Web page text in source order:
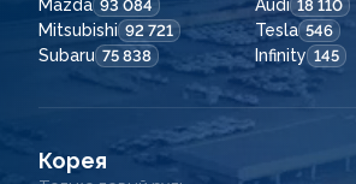
Mazda 93 084 Audi 18 110
Mitsubishi 92 721 Tesla 546
Subaru 75 838 Infinity 145
Корея